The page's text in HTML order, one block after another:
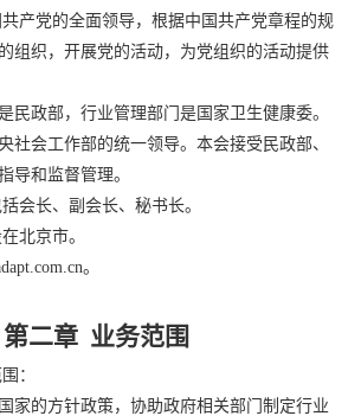
产党的全面领导，根据中国共产党章程的规
组织，开展党的活动，为党组织的活动提供
民政部，行业管理部门是国家卫生健康委。
社会工作部的统一领导。本会接受民政部、
导和监督管理。
会长、副会长、秘书长。
北京市。
。
第二章 业务范围
：
家的方针政策，协助政府相关部门制定行业